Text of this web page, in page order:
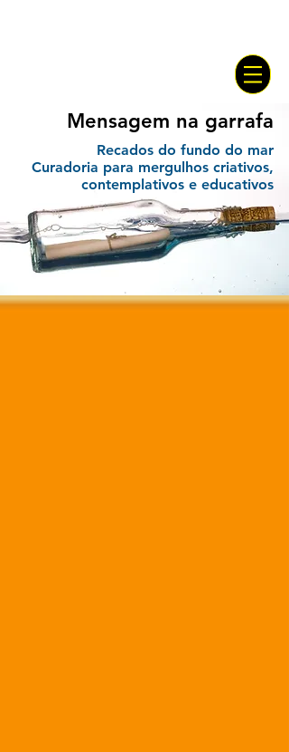
Mensagem na garrafa
Recados do fundo do mar
Curadoria para mergulhos criativos,
contemplativos e educativos